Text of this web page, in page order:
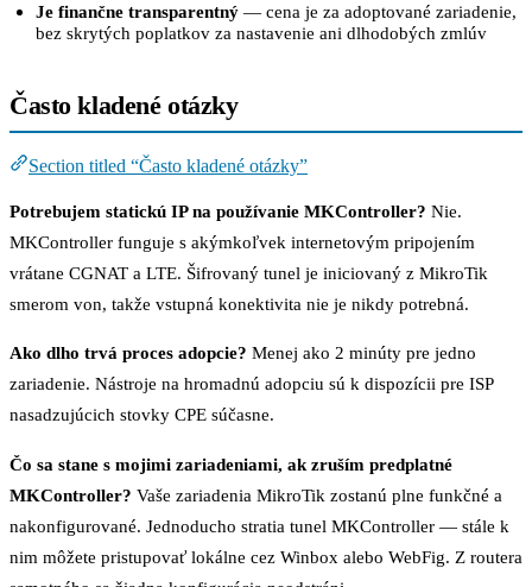
Je finančne transparentný — cena je za adoptované zariadenie,
bez skrytých poplatkov za nastavenie ani dlhodobých zmlúv
Často kladené otázky
Section titled “Často kladené otázky”
Potrebujem statickú IP na používanie MKController? Nie.
MKController funguje s akýmkoľvek internetovým pripojením
vrátane CGNAT a LTE. Šifrovaný tunel je iniciovaný z MikroTik
smerom von, takže vstupná konektivita nie je nikdy potrebná.
Ako dlho trvá proces adopcie? Menej ako 2 minúty pre jedno
zariadenie. Nástroje na hromadnú adopciu sú k dispozícii pre ISP
nasadzujúcich stovky CPE súčasne.
Čo sa stane s mojimi zariadeniami, ak zruším predplatné
MKController? Vaše zariadenia MikroTik zostanú plne funkčné a
nakonfigurované. Jednoducho stratia tunel MKController — stále k
nim môžete pristupovať lokálne cez Winbox alebo WebFig. Z routera